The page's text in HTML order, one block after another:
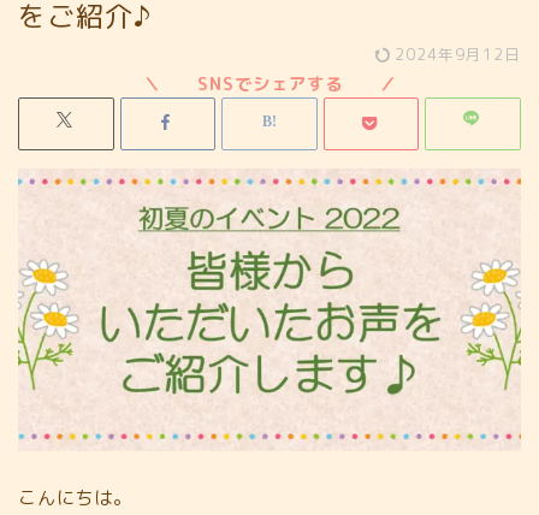
をご紹介♪
2024年9月12日
こんにちは。